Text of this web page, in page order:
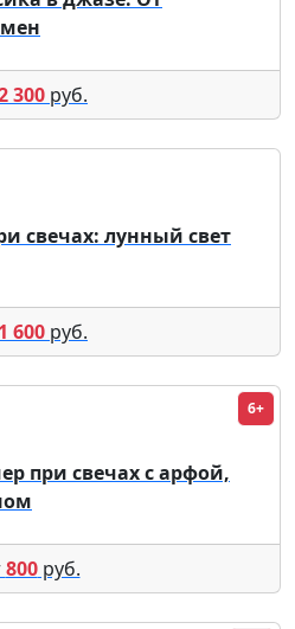
300 руб.
свечах: лунный свет
1 600 руб.
6+
при свечах с арфой,
800руб.